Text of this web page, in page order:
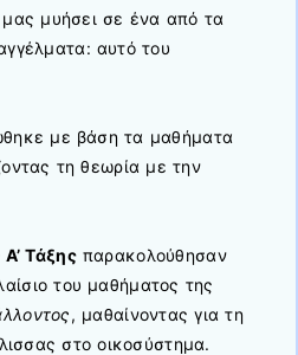
μας μυήσει σε ένα από τα
αυτό του
με βάση τα μαθήματα
τη θεωρία με την
Τάξηςπαρακολούθησαν
του μαθήματος της
, μαθαίνοντας για τη
στο οικοσύστημα.